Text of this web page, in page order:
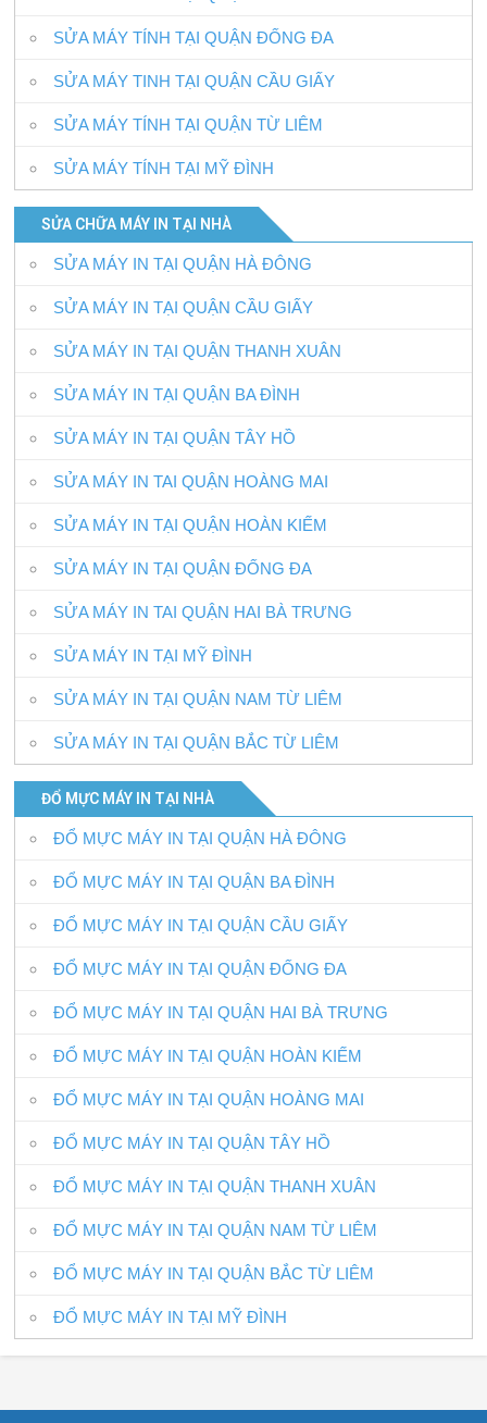
SỬA MÁY TÍNH TẠI QUẬN ĐỐNG ĐA
SỬA MÁY TINH TẠI QUẬN CẦU GIẤY
SỬA MÁY TÍNH TẠI QUẬN TỪ LIÊM
SỬA MÁY TÍNH TẠI MỸ ĐÌNH
SỬA CHỮA MÁY IN TẠI NHÀ
SỬA MÁY IN TẠI QUẬN HÀ ĐÔNG
SỬA MÁY IN TẠI QUẬN CẦU GIẤY
SỬA MÁY IN TẠI QUẬN THANH XUÂN
SỬA MÁY IN TẠI QUẬN BA ĐÌNH
SỬA MÁY IN TẠI QUẬN TÂY HỒ
SỬA MÁY IN TAI QUẬN HOÀNG MAI
SỬA MÁY IN TẠI QUẬN HOÀN KIẾM
SỬA MÁY IN TẠI QUẬN ĐỐNG ĐA
SỬA MÁY IN TAI QUẬN HAI BÀ TRƯNG
SỬA MÁY IN TẠI MỸ ĐÌNH
SỬA MÁY IN TẠI QUẬN NAM TỪ LIÊM
SỬA MÁY IN TẠI QUẬN BẮC TỪ LIÊM
ĐỔ MỰC MÁY IN TẠI NHÀ
ĐỔ MỰC MÁY IN TẠI QUẬN HÀ ĐÔNG
ĐỔ MỰC MÁY IN TẠI QUẬN BA ĐÌNH
ĐỔ MỰC MÁY IN TẠI QUẬN CẦU GIẤY
ĐỔ MỰC MÁY IN TẠI QUẬN ĐỐNG ĐA
ĐỔ MỰC MÁY IN TẠI QUẬN HAI BÀ TRƯNG
ĐỔ MỰC MÁY IN TẠI QUẬN HOÀN KIẾM
ĐỔ MỰC MÁY IN TẠI QUẬN HOÀNG MAI
ĐỔ MỰC MÁY IN TẠI QUẬN TÂY HỒ
ĐỔ MỰC MÁY IN TẠI QUẬN THANH XUÂN
ĐỔ MỰC MÁY IN TẠI QUẬN NAM TỪ LIÊM
ĐỔ MỰC MÁY IN TẠI QUẬN BẮC TỪ LIÊM
ĐỔ MỰC MÁY IN TẠI MỸ ĐÌNH